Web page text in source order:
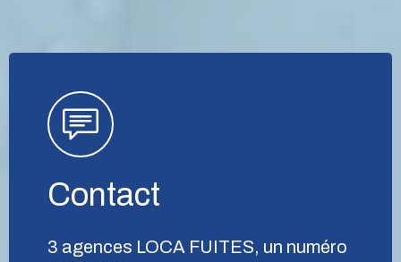
Contact
3 agences LOCA FUITES, un numéro